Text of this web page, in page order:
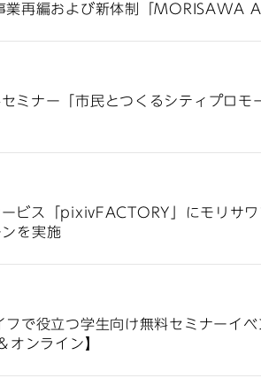
業再編および新体制「MORISAWA
ミナー「市民とつくるシティプロ
ビス「pixivFACTORY」にモリサ
を実施
フで役立つ学生向け無料セミナーイ
オンライン】